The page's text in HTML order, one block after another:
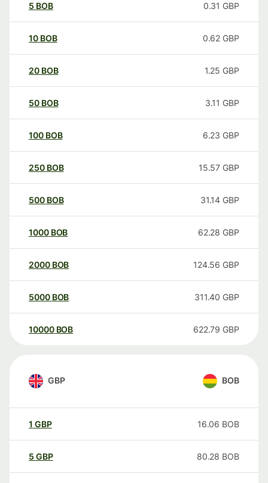
5 BOB 0.31 GBP
10 BOB 0.62 GBP
20 BOB 1.25 GBP
50 BOB 3.11 GBP
100 BOB 6.23 GBP
250 BOB 15.57 GBP
500 BOB 31.14 GBP
1000 BOB 62.28 GBP
2000 BOB 124.56 GBP
5000 BOB 311.40 GBP
10000 BOB 622.79 GBP
GBP BOB
1 GBP 16.06 BOB
5 GBP 80.28 BOB